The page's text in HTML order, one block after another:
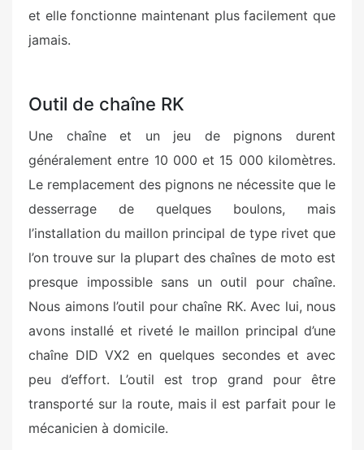
et elle fonctionne maintenant plus facilement que
jamais.
Outil de chaîne RK
Une chaîne et un jeu de pignons durent
généralement entre 10 000 et 15 000 kilomètres.
Le remplacement des pignons ne nécessite que le
desserrage de quelques boulons, mais
l’installation du maillon principal de type rivet que
l’on trouve sur la plupart des chaînes de moto est
presque impossible sans un outil pour chaîne.
Nous aimons l’outil pour chaîne RK. Avec lui, nous
avons installé et riveté le maillon principal d’une
chaîne DID VX2 en quelques secondes et avec
peu d’effort. L’outil est trop grand pour être
transporté sur la route, mais il est parfait pour le
mécanicien à domicile.